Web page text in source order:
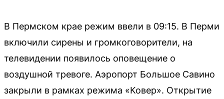
В Пермском крае режим ввели в 09:15. В Перми
включили сирены и громкоговорители, на
телевидении появилось оповещение о
воздушной тревоге. Аэропорт Большое Савино
закрыли в рамках режима «Ковер». Открытие